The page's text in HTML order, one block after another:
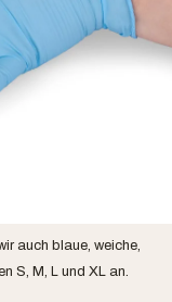
auch blaue, weiche,
S, M, L und XL an.